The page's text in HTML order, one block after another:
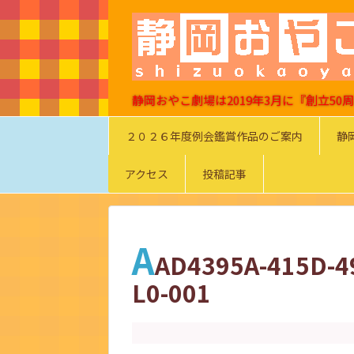
静岡おやこ劇場は2019年3月に『創立50
２０２６年度例会鑑賞作品のご案内 静
アクセス 投稿記事
AAD4395A-415D-
L0-001